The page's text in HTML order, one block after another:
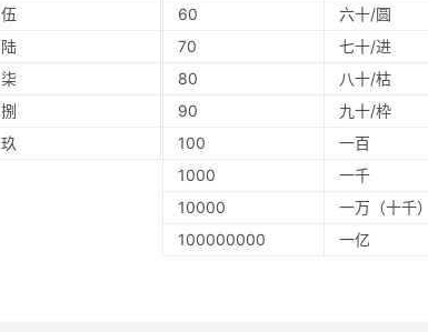
伍
陆
柒
捌
玖
60
六十/圆
70
七十/进
80
八十/枯
90
九十/枠
100
一百
1000
一千
10000
一万（十千）
100000000
一亿